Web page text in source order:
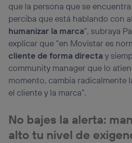
que la persona que se
perciba que está hablando con
humanizar la marca”, subraya
explicar que “en Movistar es
cliente de forma directay
community manager que lo
momento, cambia radicalmente
el cliente y la marca”.
No bajes la alerta:
alto tu nivel de